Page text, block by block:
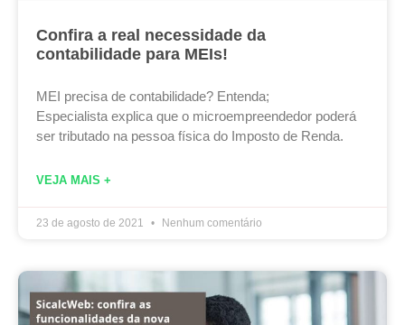
Confira a real necessidade da
contabilidade para MEIs!
MEI precisa de contabilidade? Entenda;
Especialista explica que o microempreendedor poderá
ser tributado na pessoa física do Imposto de Renda.
VEJA MAIS +
23 de agosto de 2021 Nenhum comentário